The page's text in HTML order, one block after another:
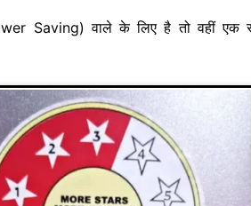
Saving) वाले के लिए है तो वहीं एक